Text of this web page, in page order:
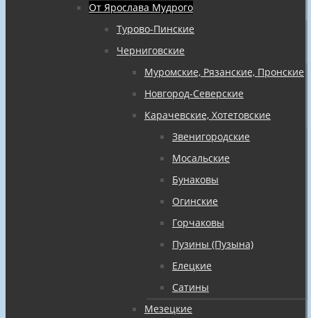
От Ярослава Мудрого
Турово-Пинские
Черниговские
Муромские, Рязанские, Пронские
Новгород-Северские
Карачевские, Хотетовские
Звенигородские
Мосальские
Бунаковы
Огинские
Горчаковы
Пузины (Пузына)
Елецкие
Сатины
Мезецкие